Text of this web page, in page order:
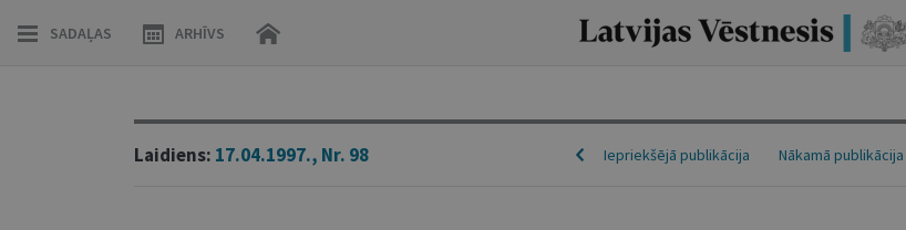
SADAĻAS ARHĪVS
Laidiens: 17.04.1997., Nr. 98 Nākamā publikācija
Iepriekšējā publikācija